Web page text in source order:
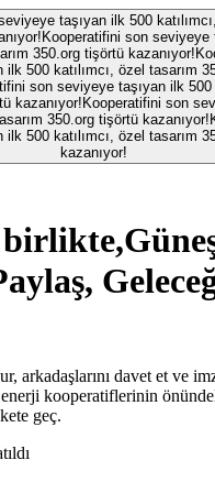
taşıyan ilk 500
Kooperatifini son seviyeye
350.org tişörtü kazanıyor!
ilk 500 katılımcı, özel tasarım
son seviyeye taşıyan ilk 500
kazanıyor! Kooperatifini son
350.org tişörtü kazanıyor!
ilk 500 katılımcı, özel tasarım
kazanıyor!
arkadaşlarını davet et ve
kooperatiflerinin
geç.